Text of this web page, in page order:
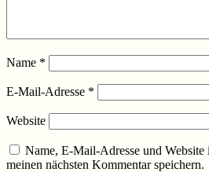
Name *
E-Mail-Adresse *
Website
Name, E-Mail-Adresse und
meinen nächsten Kommentar speichern.